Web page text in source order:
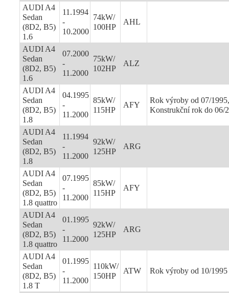
AUDI A4
Sedan
(8D2, B5)
1.6
11.1994
-
10.2000
74kW/
100HP
AHL
AUDI A4
Sedan
(8D2, B5)
1.6
07.2000
-
11.2000
75kW/
102HP
ALZ
AUDI A4
Sedan
(8D2, B5)
1.8
04.1995
-
11.2000
85kW/
115HP
AFY
Rok výroby od 07/1995,
Konstrukční rok do 06/
AUDI A4
Sedan
(8D2, B5)
1.8
11.1994
-
11.2000
92kW/
125HP
ARG
AUDI A4
Sedan
(8D2, B5)
1.8 quattro
07.1995
-
11.2000
85kW/
115HP
AFY
AUDI A4
Sedan
(8D2, B5)
1.8 quattro
01.1995
-
11.2000
92kW/
125HP
ARG
AUDI A4
Sedan
(8D2, B5)
1.8 T
01.1995
-
11.2000
110kW/
150HP
ATW Rok výroby od 10/1995